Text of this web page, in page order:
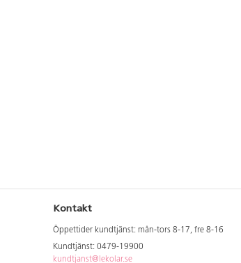
Kontakt
Öppettider kundtjänst: mån-tors 8-17, fre 8-16
Kundtjänst: 0479-19900
kundtjanst@lekolar.se